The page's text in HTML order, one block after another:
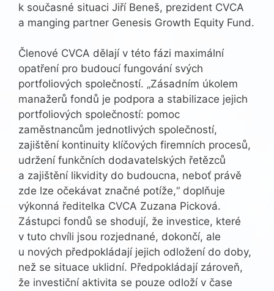
k současné situaci Jiří Beneš, prezident CVCA
a manging partner Genesis Growth Equity Fund.
Členové CVCA dělají v této fázi maximální
opatření pro budoucí fungování svých
portfoliových společností. „Zásadním úkolem
manažerů fondů je podpora a stabilizace jejich
portfoliových společností: pomoc
zaměstnancům jednotlivých společností,
zajištění kontinuity klíčových firemních procesů,
udržení funkčních dodavatelských řetězců
a zajištění likvidity do budoucna, neboť právě
zde lze očekávat značné potíže,“ doplňuje
výkonná ředitelka CVCA Zuzana Picková.
Zástupci fondů se shodují, že investice, které
v tuto chvíli jsou rozjednané, dokončí, ale
u nových předpokládají jejich odložení do doby,
než se situace uklidní. Předpokládají zároveň,
že investiční aktivita se pouze odloží v čase